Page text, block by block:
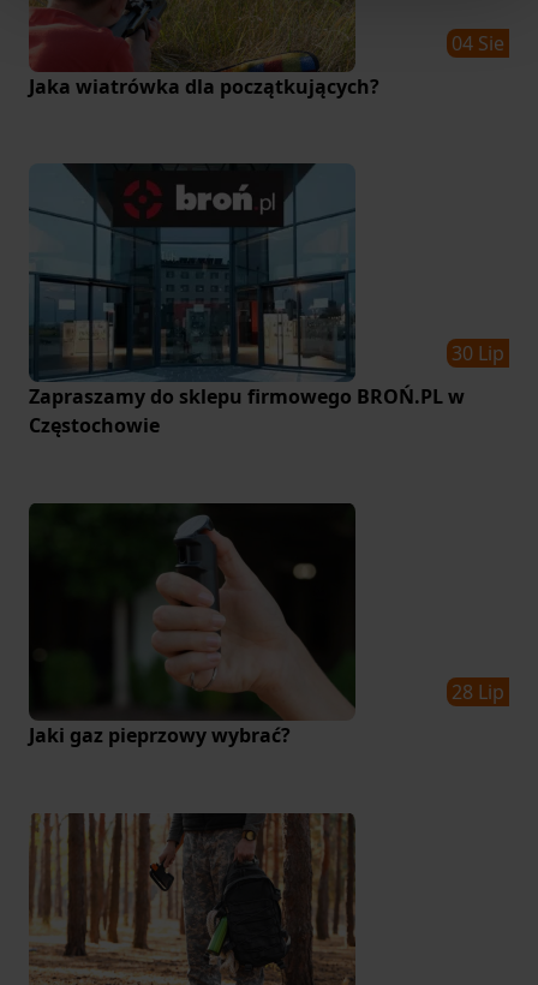
04 Sie
Jaka wiatrówka dla początkujących?
30 Lip
Zapraszamy do sklepu firmowego BROŃ.PL w
Częstochowie
28 Lip
Jaki gaz pieprzowy wybrać?